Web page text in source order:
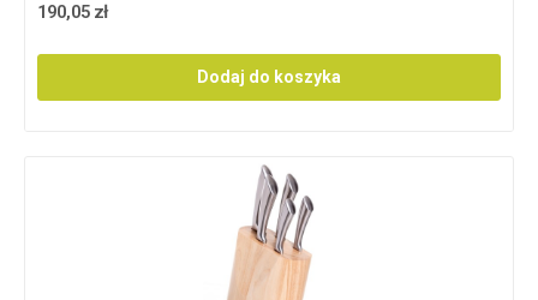
190,05 zł
Dodaj do koszyka